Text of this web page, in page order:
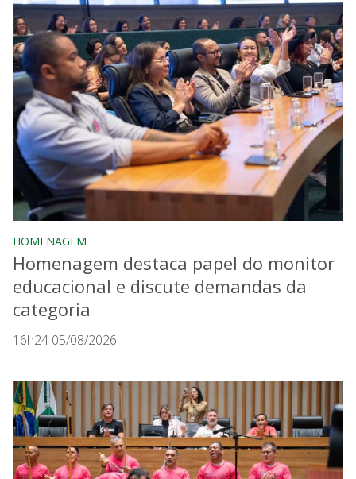
HOMENAGEM
Homenagem destaca papel do monitor
educacional e discute demandas da
categoria
16h24 05/08/2026